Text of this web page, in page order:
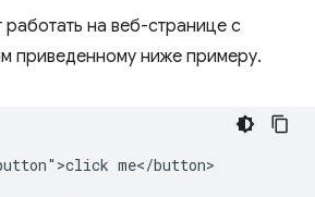
на веб-странице с
приведенному ниже примеру.
me</button>